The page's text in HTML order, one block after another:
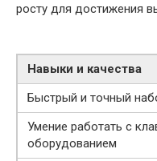
росту для достижения
Навыки и качества
Быстрый и точный
Умение работать с
оборудованием